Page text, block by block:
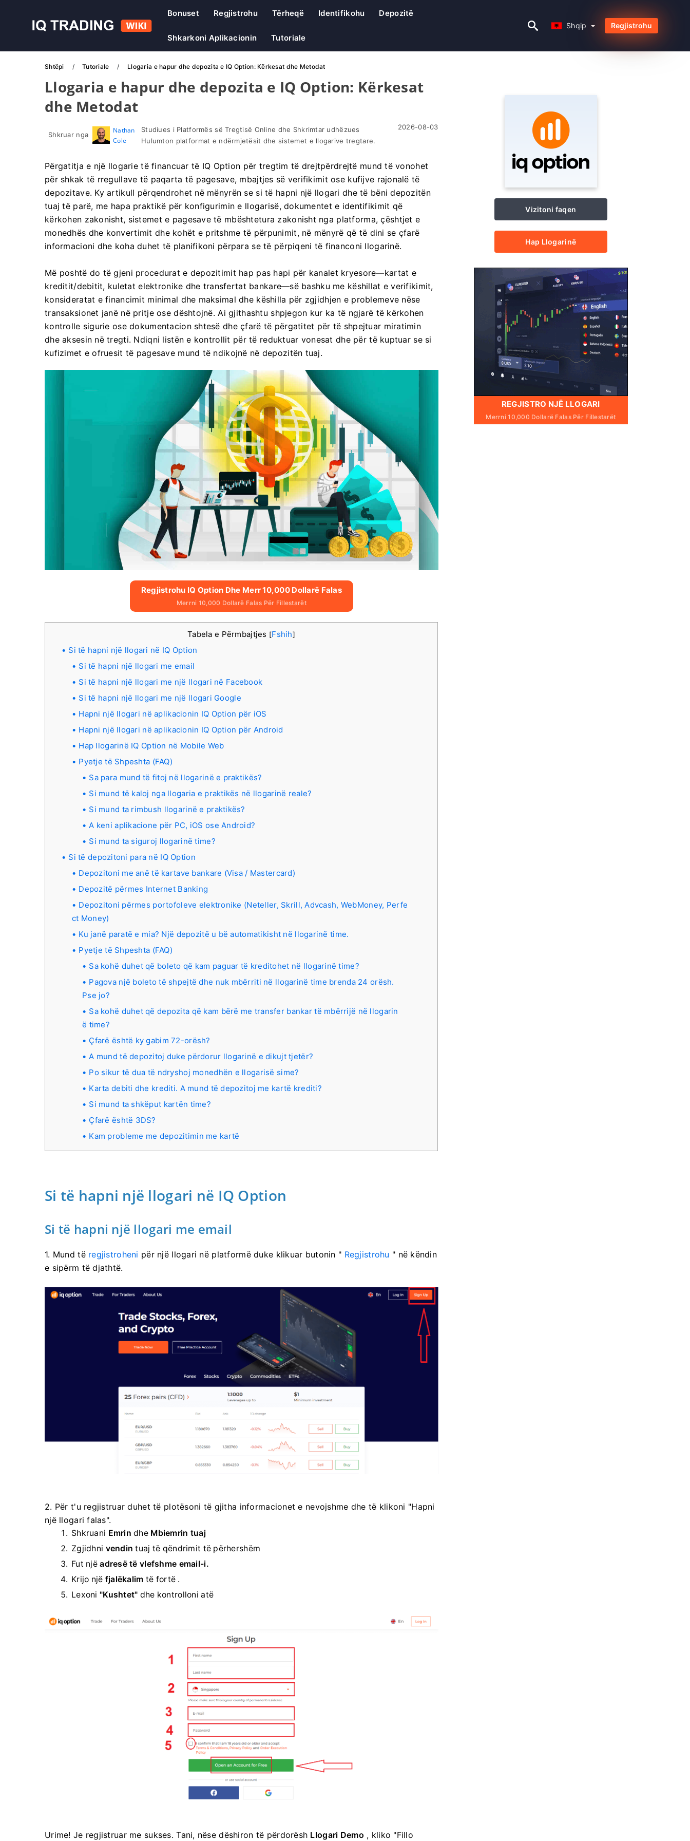
Bonuset Regjistrohu Tërheqë Identifikohu Depozitë
Shkarkoni Aplikacionin Tutoriale
Shqip Regjistrohu
Shtëpi Tutoriale Llogaria e hapur dhe depozita e IQ Option: Kërkesat dhe Metodat
Llogaria e hapur dhe depozita e IQ Option: Kërkesat
dhe Metodat
Shkruar nga
Nathan
Cole
Studiues i Platformës së Tregtisë Online dhe Shkrimtar udhëzues
Hulumton platformat e ndërmjetësit dhe sistemet e llogarive tregtare.
2026-08-03
Përgatitja e një llogarie të financuar të IQ Option për tregtim të drejtpërdrejtë mund të vonohet
për shkak të rregullave të paqarta të pagesave, mbajtjes së verifikimit ose kufijve rajonalë të
depozitave. Ky artikull përqendrohet në mënyrën se si të hapni një llogari dhe të bëni depozitën
tuaj të parë, me hapa praktikë për konfigurimin e llogarisë, dokumentet e identifikimit që
kërkohen zakonisht, sistemet e pagesave të mbështetura zakonisht nga platforma, çështjet e
monedhës dhe konvertimit dhe kohët e pritshme të përpunimit, në mënyrë që të dini se çfarë
informacioni dhe koha duhet të planifikoni përpara se të përpiqeni të financoni llogarinë.
Më poshtë do të gjeni procedurat e depozitimit hap pas hapi për kanalet kryesore—kartat e
kreditit/debitit, kuletat elektronike dhe transfertat bankare—së bashku me këshillat e verifikimit,
konsideratat e financimit minimal dhe maksimal dhe këshilla për zgjidhjen e problemeve nëse
transaksionet janë në pritje ose dështojnë. Ai gjithashtu shpjegon kur ka të ngjarë të kërkohen
kontrolle sigurie ose dokumentacion shtesë dhe çfarë të përgatitet për të shpejtuar miratimin
dhe aksesin në tregti. Ndiqni listën e kontrollit për të reduktuar vonesat dhe për të kuptuar se si
kufizimet e ofruesit të pagesave mund të ndikojnë në depozitën tuaj.
Regjistrohu IQ Option Dhe Merr 10,000 Dollarë Falas
Merrni 10,000 Dollarë Falas Për Fillestarët
Tabela e Përmbajtjes [Fshih]
Si të hapni një llogari në IQ Option
Si të hapni një llogari me email
Si të hapni një llogari me një llogari në Facebook
Si të hapni një llogari me një llogari Google
Hapni një llogari në aplikacionin IQ Option për iOS
Hapni një llogari në aplikacionin IQ Option për Android
Hap llogarinë IQ Option në Mobile Web
Pyetje të Shpeshta (FAQ)
Sa para mund të fitoj në llogarinë e praktikës?
Si mund të kaloj nga llogaria e praktikës në llogarinë reale?
Si mund ta rimbush llogarinë e praktikës?
A keni aplikacione për PC, iOS ose Android?
Si mund ta siguroj llogarinë time?
Si të depozitoni para në IQ Option
Depozitoni me anë të kartave bankare (Visa / Mastercard)
Depozitë përmes Internet Banking
Depozitoni përmes portofoleve elektronike (Neteller, Skrill, Advcash, WebMoney, Perfe
ct Money)
Ku janë paratë e mia? Një depozitë u bë automatikisht në llogarinë time.
Pyetje të Shpeshta (FAQ)
Sa kohë duhet që boleto që kam paguar të kreditohet në llogarinë time?
Pagova një boleto të shpejtë dhe nuk mbërriti në llogarinë time brenda 24 orësh.
Pse jo?
Sa kohë duhet që depozita që kam bërë me transfer bankar të mbërrijë në llogarin
ë time?
Çfarë është ky gabim 72-orësh?
A mund të depozitoj duke përdorur llogarinë e dikujt tjetër?
Po sikur të dua të ndryshoj monedhën e llogarisë sime?
Karta debiti dhe krediti. A mund të depozitoj me kartë krediti?
Si mund ta shkëput kartën time?
Çfarë është 3DS?
Kam probleme me depozitimin me kartë
Si të hapni një llogari në IQ Option
Si të hapni një llogari me email
1. Mund të regjistroheni për një llogari në platformë duke klikuar butonin " Regjistrohu " në këndin
e sipërm të djathtë.
2. Për t'u regjistruar duhet të plotësoni të gjitha informacionet e nevojshme dhe të klikoni "Hapni
një llogari falas".
Shkruani Emrin dhe Mbiemrin tuaj
Zgjidhni vendin tuaj të qëndrimit të përhershëm
Fut njëadresë të vlefshme email-i.
Krijo një fjalëkalim të fortë .
Lexoni "Kushtet" dhe kontrolloni atë
Urime! Je regjistruar me sukses. Tani, nëse dëshiron të përdorësh Llogari Demo , kliko "Fillo
Vizitoni faqen
Hap Llogarinë
REGJISTRO NJË LLOGARI
Merrni 10,000 Dollarë Falas Për Fillestarët